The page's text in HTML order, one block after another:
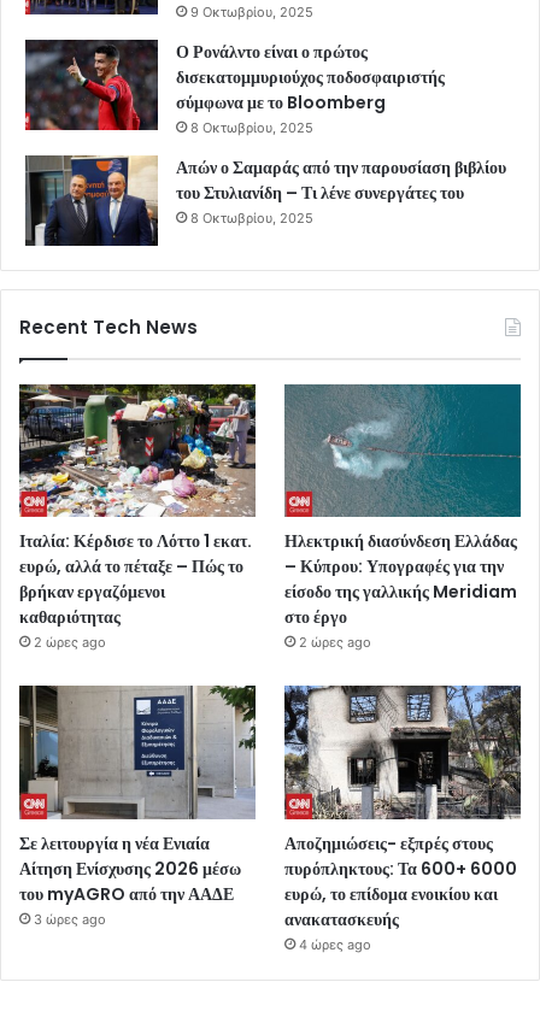
9 Οκτωβρίου, 2025
Ο Ρονάλντο είναι ο πρώτος
δισεκατομμυριούχος ποδοσφαιριστής
σύμφωνα με το Bloomberg
8 Οκτωβρίου, 2025
Απών ο Σαμαράς από την παρουσίαση βιβλίου
του Στυλιανίδη – Τι λένε συνεργάτες του
8 Οκτωβρίου, 2025
Recent Tech News
Ιταλία: Κέρδισε το Λόττο 1 εκατ.
ευρώ, αλλά το πέταξε – Πώς το
βρήκαν εργαζόμενοι
καθαριότητας
2 ώρες ago
Ηλεκτρική διασύνδεση Ελλάδας
– Κύπρου: Υπογραφές για την
είσοδο της γαλλικής Meridiam
στο έργο
2 ώρες ago
Σε λειτουργία η νέα Ενιαία
Αίτηση Ενίσχυσης 2026 μέσω
του myAGRO από την ΑΑΔΕ
3 ώρες ago
Αποζημιώσεις- εξπρές στους
πυρόπληκτους: Τα 600+ 6000
ευρώ, το επίδομα ενοικίου και
ανακατασκευής
4 ώρες ago